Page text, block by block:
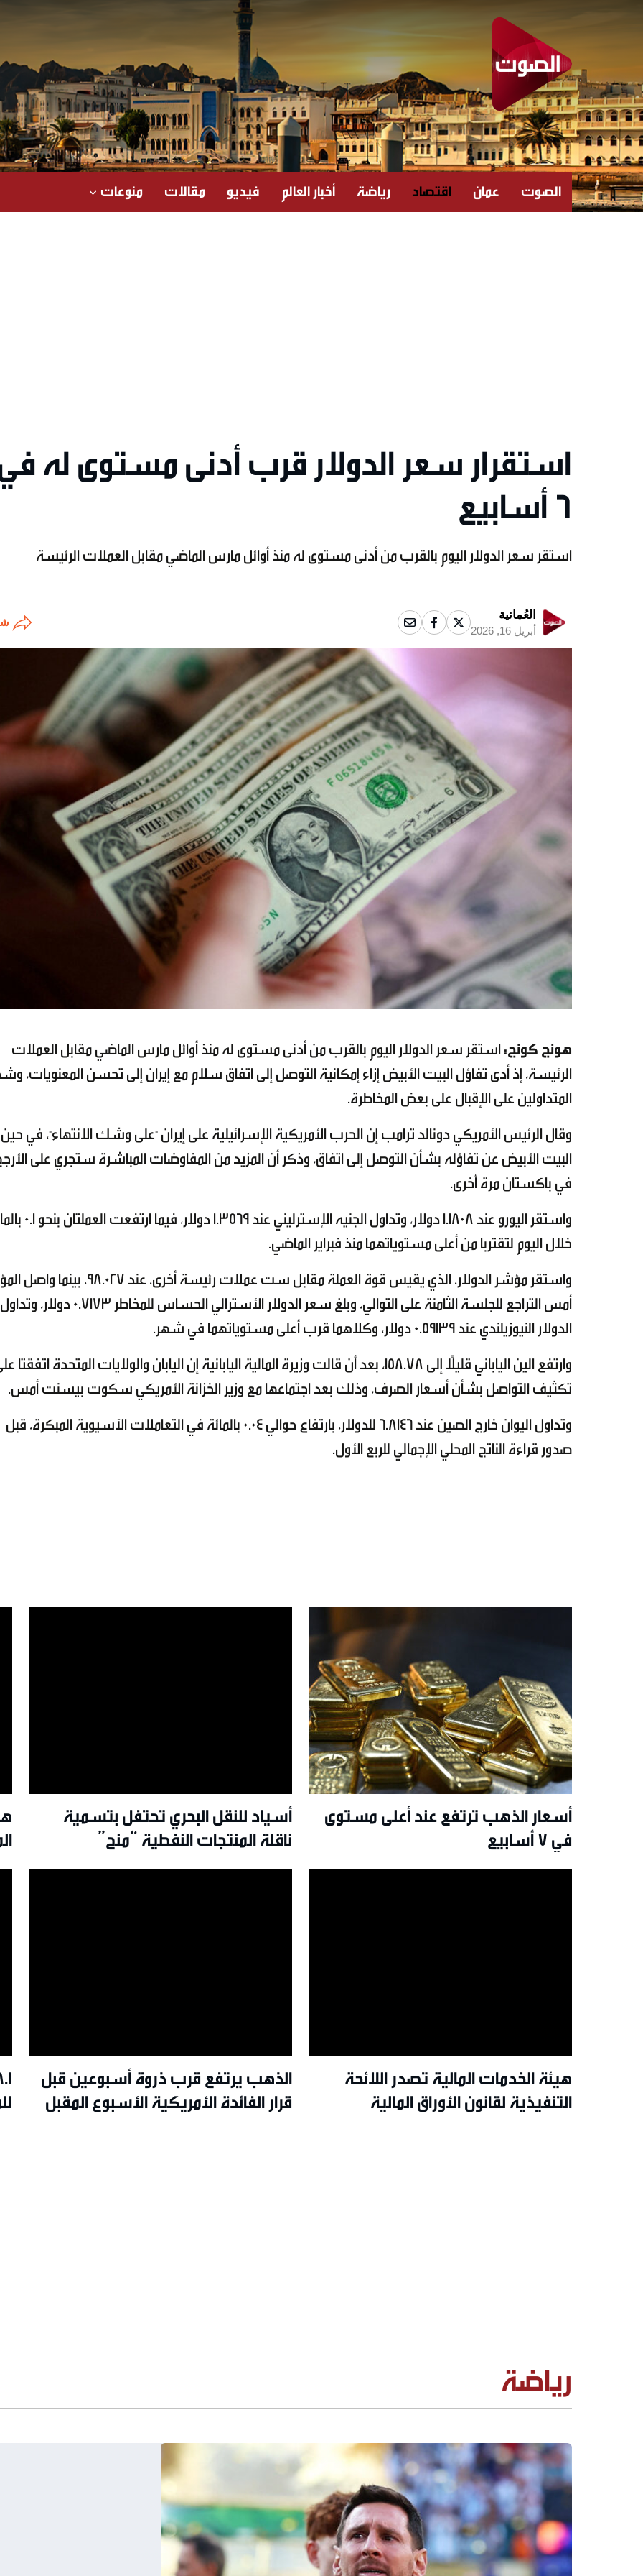
الصوت عمان اقتصاد رياضة أخبار العالم فيديو مقالات منوعات
استقرار سعر الدولار قرب أدنى مستوى له
6 أسابيع
استقر سعر الدولار اليوم بالقرب من أدنى مستوى له منذ أوائل مارس الماضي مقابل العملات الرئيسة
العُمانية
أبريل 16, 2026
هونج كونج: استقر سعر الدولار اليوم بالقرب من أدنى مستوى له منذ أوائل مارس الماضي مقابل العملات
الرئيسة، إذ أدى تفاؤل البيت الأبيض إزاء إمكانية التوصل إلى اتفاق سلام مع إيران إلى تحسن المعنويات،
المتداولين على الإقبال على بعض المخاطرة.
وقال الرئيس الأمريكي دونالد ترامب إن الحرب الأمريكية الإسرائيلية على إيران "على وشك الانتهاء"، في حين
البيت الأبيض عن تفاؤله بشأن التوصل إلى اتفاق، وذكر أن المزيد من المفاوضات المباشرة ستجري على
في باكستان مرة أخرى.
واستقر اليورو عند 1.1808 دولار، وتداول الجنيه الإسترليني عند
خلال اليوم لتقتربا من أعلى مستوياتهما منذ فبراير الماضي.
واستقر مؤشر الدولار، الذي يقيس قوة العملة مقابل ست عملات رئيسة أخرى، عند
أمس التراجع للجلسة الثامنة على التوالي، وبلغ سعر الدولار الأسترالي الحساس للمخاطر 0.7173 دولار، وتداول
الدولار النيوزيلندي عند 0.59139 دولار، وكلاهما قرب أعلى مستوياتهما في شهر.
وارتفع الين الياباني قليلًا إلى 158.78، بعد أن قالت وزيرة المالية اليابانية إن اليابان والولايات المتحدة اتفقتا
تكثيف التواصل بشأن أسعار الصرف، وذلك بعد اجتماعها مع وزير الخزانة الأمريكي سكوت بيسنت أمس.
وتداول اليوان خارج الصين عند 6.8146 للدولار، بارتفاع حوالي 0.04 بالمائة في التعاملات الآسيوية المبكرة، قبل
صدور قراءة الناتج المحلي الإجمالي للربع الأول.
أسعار الذهب ترتفع عند أعلى مستوى
في 7 أسابيع
أسياد للنقل البحري تحتفل بتسمية
ناقلة المنتجات النفطية “منح”
هيئة الخدمات المالية تصدر اللائحة
التنفيذية لقانون الأوراق المالية
الذهب يرتفع قرب ذروة أسبوعين قبل
قرار الفائدة الأمريكية الأسبوع المقبل
رياضة